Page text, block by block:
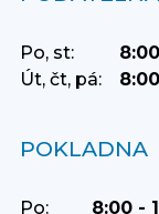
Po, st:
Út, čt, pá:
POKLADNA
Po:
8:00 -